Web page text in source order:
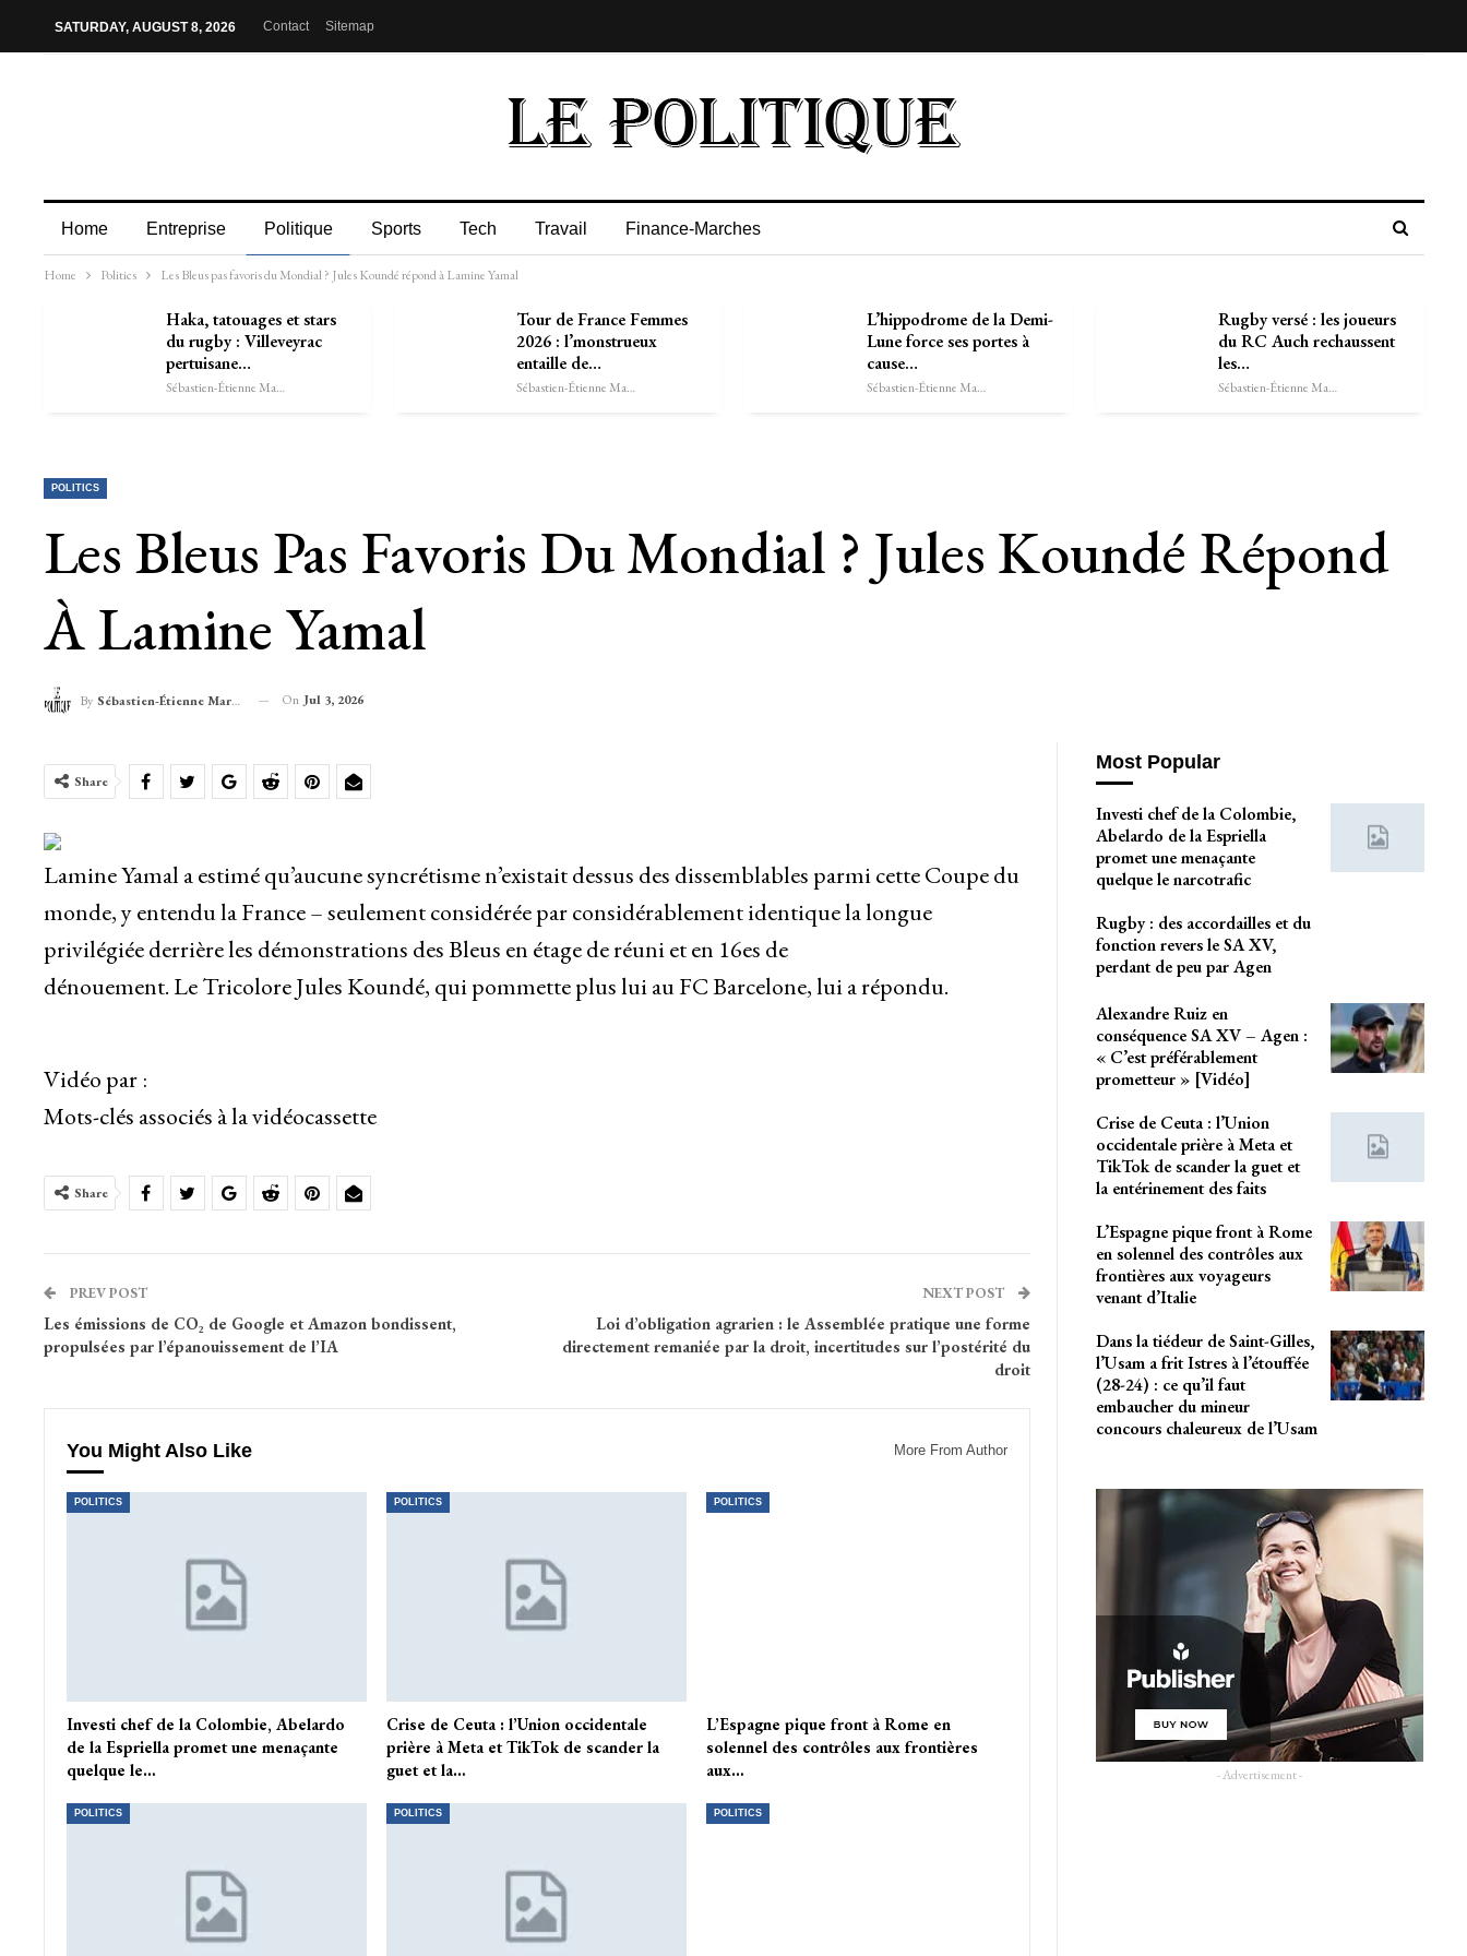
SATURDAY, AUGUST 8, 2026 Contact Sitemap
Home Entreprise Politique Sports Tech Travail Finance-Marches
Home Politics Les Bleus pas favoris du Mondial ? Jules Koundé répond à Lamine Yamal
Haka, tatouages et stars
du rugby : Villeveyrac
pertuisane…
Sébastien-Étienne Marechal
Tour de France Femmes
2026 : l’monstrueux
entaille de…
Sébastien-Étienne Marechal
L’hippodrome de la Demi-
Lune force ses portes à
cause…
Sébastien-Étienne Marechal
Rugby versé : les joueurs
du RC Auch rechaussent
les…
Sébastien-Étienne Marechal
POLITICS
Les Bleus Pas Favoris Du Mondial ? Jules Koundé Répond
À Lamine Yamal
By Sébastien-Étienne Marechal On Jul 3, 2026
Share
Lamine Yamal a estimé qu’aucune syncrétisme n’existait dessus des dissemblables parmi cette Coupe du
monde, y entendu la France – seulement considérée par considérablement identique la longue
privilégiée derrière les démonstrations des Bleus en étage de réuni et en 16es de
dénouement. Le Tricolore Jules Koundé, qui pommette plus lui au FC Barcelone, lui a répondu.
Vidéo par :
Mots-clés associés à la vidéocassette
Share
PREV POST
Les émissions de CO₂ de Google et Amazon bondissent,
propulsées par l’épanouissement de l’IA
NEXT POST
Loi d’obligation agrarien : le Assemblée pratique une forme
directement remaniée par la droit, incertitudes sur l’postérité du
droit
You Might Also Like More From Author
POLITICS
Investi chef de la Colombie, Abelardo
de la Espriella promet une menaçante
quelque le…
POLITICS
Crise de Ceuta : l’Union occidentale
prière à Meta et TikTok de scander la
guet et la…
POLITICS
L’Espagne pique front à Rome en
solennel des contrôles aux frontières
aux…
POLITICS POLITICS POLITICS
Most Popular
Investi chef de la Colombie,
Abelardo de la Espriella
promet une menaçante
quelque le narcotrafic
Rugby : des accordailles et du
fonction revers le SA XV,
perdant de peu par Agen
Alexandre Ruiz en
conséquence SA XV – Agen :
« C’est préférablement
prometteur » [Vidéo]
Crise de Ceuta : l’Union
occidentale prière à Meta et
TikTok de scander la guet et
la entérinement des faits
L’Espagne pique front à Rome
en solennel des contrôles aux
frontières aux voyageurs
venant d’Italie
Dans la tiédeur de Saint-Gilles,
l’Usam a frit Istres à l’étouffée
(28-24) : ce qu’il faut
embaucher du mineur
concours chaleureux de l’Usam
- Advertisement -